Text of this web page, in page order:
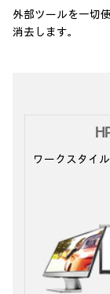
外部ツールを一切
消去します。
ワークスタイ